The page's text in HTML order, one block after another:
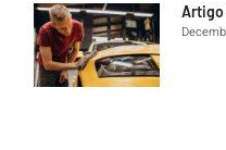
Artigo